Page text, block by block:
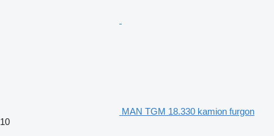
MAN TGM 18.330 kamion furgon
10